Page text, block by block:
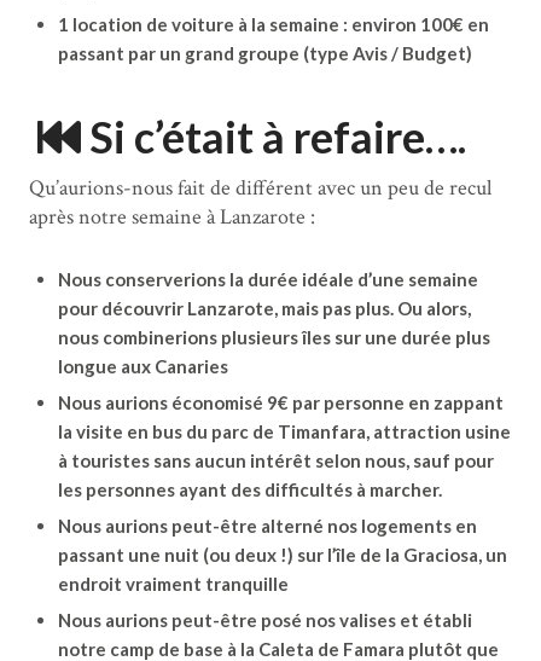
1 location de voiture à la semaine : environ 100€ en
passant par un grand groupe (type Avis / Budget)
Si c’était à refaire….
Qu’aurions-nous fait de différent avec un peu de recul
après notre semaine à Lanzarote :
Nous conserverions la durée idéale d’une semaine
pour découvrir Lanzarote, mais pas plus. Ou alors,
nous combinerions plusieurs îles sur une durée plus
longue aux Canaries
Nous aurions économisé 9€ par personne en zappant
la visite en bus du parc de Timanfara, attraction usine
à touristes sans aucun intérêt selon nous, sauf pour
les personnes ayant des difficultés à marcher.
Nous aurions peut-être alterné nos logements en
passant une nuit (ou deux !) sur l’île de la Graciosa, un
endroit vraiment tranquille
Nous aurions peut-être posé nos valises et établi
notre camp de base à la Caleta de Famara plutôt que